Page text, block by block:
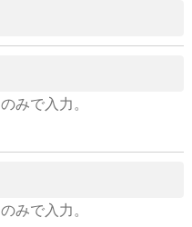
みで入力。
みで入力。